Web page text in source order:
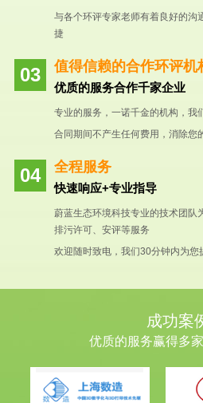
与各个环评专家老师有着良好的沟
捷
值得信赖的合作环评机
优质的服务合作千家企业
专业的服务，一诺千金的机构，我
合同期间不产生任何费用，消除您
全程服务
快速响应+专业指导
蔚蓝生态环境科技专业的技术团队
排污许可、安评等服务
欢迎随时致电，我们30分钟内为您
成功案
优质的服务赢得多